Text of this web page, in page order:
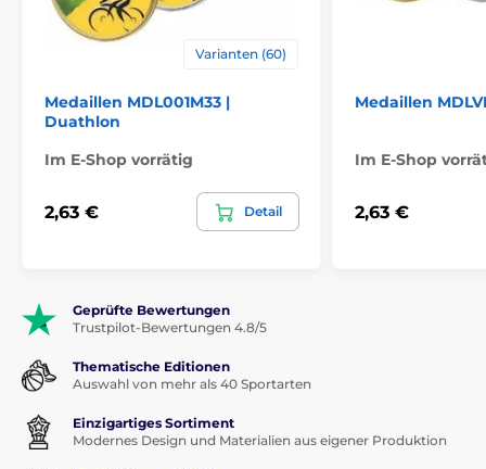
Varianten (60)
Medaillen MDL001M33 |
Duathlon
Im E-Shop vorrätig
2,63 € Detail
Medaillen
Im E-Shop
2,63 €
Geprüfte Bewertungen
Trustpilot-Bewertungen 4.8/5
Thematische Editionen
Auswahl von mehr als 40 Sportarten
Einzigartiges Sortiment
Modernes Design und Materialien aus eigener Produktion